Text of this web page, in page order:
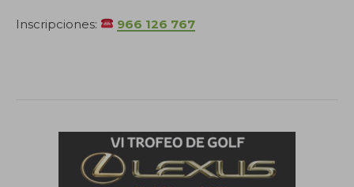
Inscripciones: 966 126 767